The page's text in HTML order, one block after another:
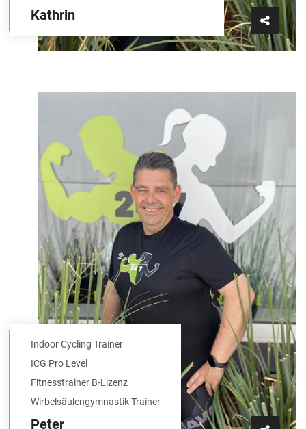
Kathrin
Indoor Cycling Trainer
ICG Pro Level
Fitnesstrainer B-Lizenz
Wirbelsäulengymnastik Trainer
Peter